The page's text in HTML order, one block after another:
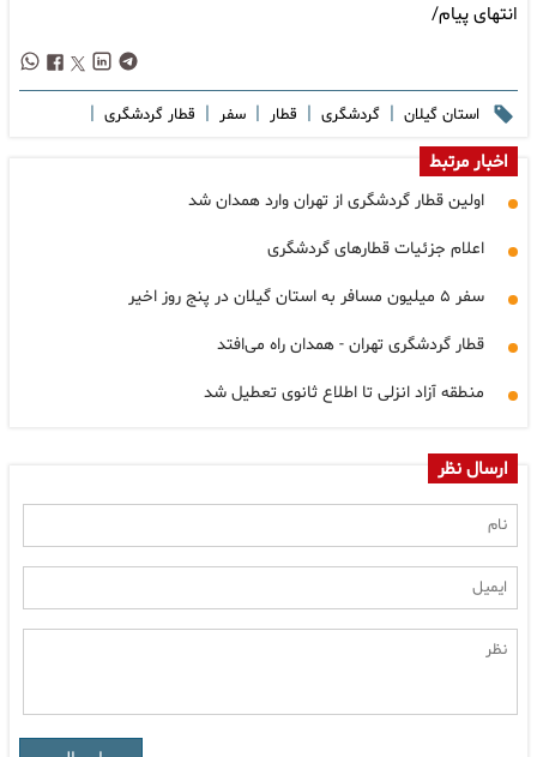
انتهای پیام/
استان گیلان | گردشگری | قطار | سفر | قطار گردشگری |
اخبار مرتبط
اولین قطار گردشگری از تهران وارد همدان شد
اعلام جزئیات قطارهای گردشگری
سفر ۵ میلیون مسافر به استان گیلان در پنج روز اخیر
قطار گردشگری تهران - همدان راه می‌افتد
منطقه آزاد انزلی تا اطلاع ثانوی تعطیل شد
ارسال نظر